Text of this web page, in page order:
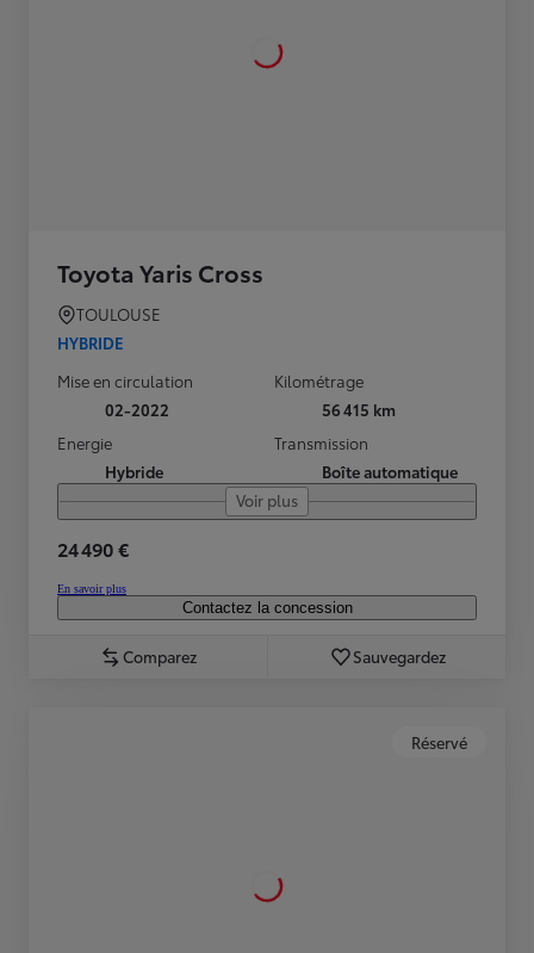
Toyota Yaris Cross
TOULOUSE
HYBRIDE
Mise en circulation
02-2022
Kilométrage
56 415 km
Energie
Hybride
Transmission
Boîte automatique
Voir plus
24 490 €
En savoir plus
Contactez la concession
Comparez Sauvegardez
Réservé